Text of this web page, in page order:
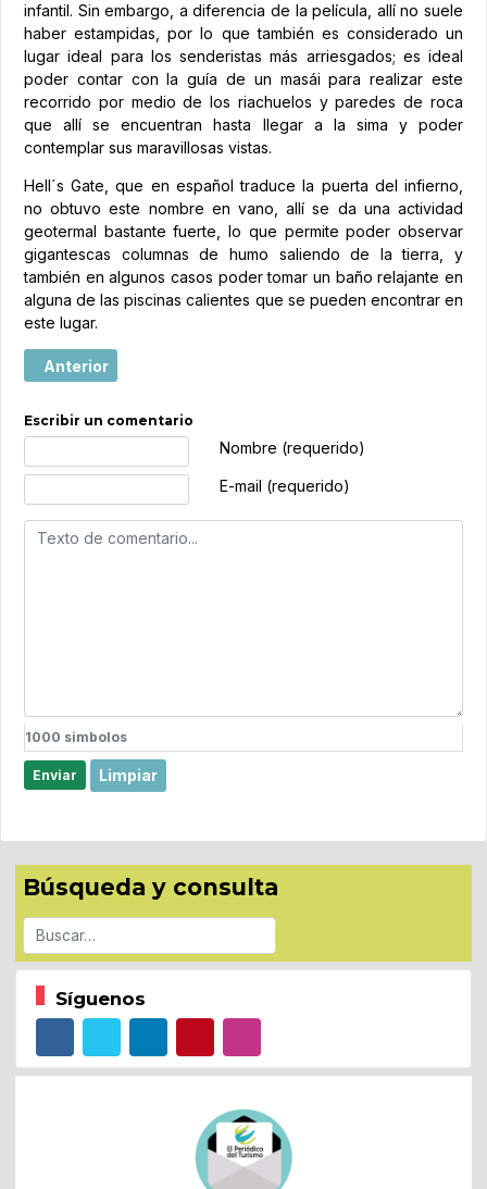
infantil. Sin embargo, a diferencia de la película, allí no suele
haber estampidas, por lo que también es considerado un
lugar ideal para los senderistas más arriesgados; es ideal
poder contar con la guía de un masái para realizar este
recorrido por medio de los riachuelos y paredes de roca
que allí se encuentran hasta llegar a la sima y poder
contemplar sus maravillosas vistas.
Hell´s Gate, que en español traduce la puerta del infierno,
no obtuvo este nombre en vano, allí se da una actividad
geotermal bastante fuerte, lo que permite poder observar
gigantescas columnas de humo saliendo de la tierra, y
también en algunos casos poder tomar un baño relajante en
alguna de las piscinas calientes que se pueden encontrar en
este lugar.
Artículo anterior: Turismo de Túnez, nuevas oficinas en
Anterior
Escribir un comentario
Nombre (requerido)
E-mail (requerido)
1000 simbolos
Enviar Limpiar
Búsqueda y consulta
Buscar
Síguenos